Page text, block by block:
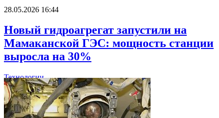
28.05.2026 16:44
Новый гидроагрегат запустили на
Мамаканской ГЭС: мощность станции
выросла на 30%
Технологии